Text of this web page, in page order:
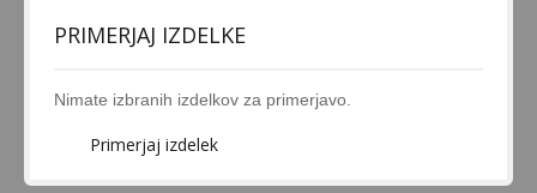
VOZILA NA PEDALA
OTROŠKO KOLO
KOLO TRICIKEL
PRIMERJAJ IZDELKE
Nimate izbranih izdelkov za primerjavo.
Primerjaj izdelek